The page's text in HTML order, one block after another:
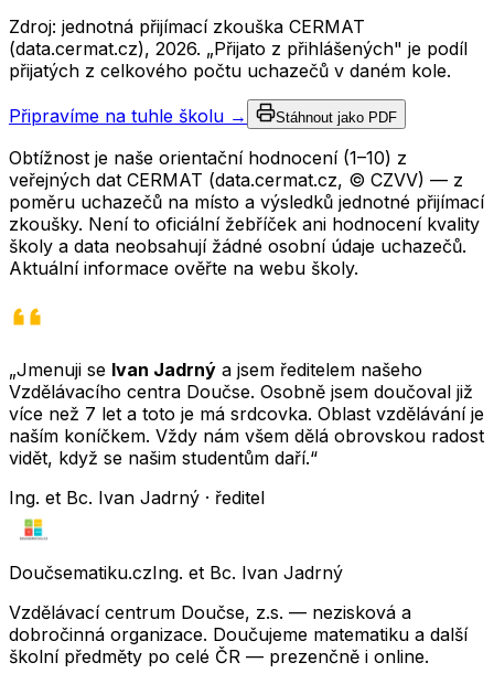
Zdroj: jednotná přijímací zkouška CERMAT
(data.cermat.cz), 2026. „Přijato z přihlášených" je podíl
přijatých z celkového počtu uchazečů v daném kole.
Připravíme na tuhle školu → Stáhnout jako PDF
Obtížnost je naše orientační hodnocení (1–10) z
veřejných dat CERMAT (data.cermat.cz, © CZVV) — z
poměru uchazečů na místo a výsledků jednotné přijímací
zkoušky. Není to oficiální žebříček ani hodnocení kvality
školy a data neobsahují žádné osobní údaje uchazečů.
Aktuální informace ověřte na webu školy.
„Jmenuji se Ivan Jadrný a jsem ředitelem našeho
Vzdělávacího centra Doučse. Osobně jsem doučoval již
více než 7 let a toto je má srdcovka. Oblast vzdělávání je
naším koníčkem. Vždy nám všem dělá obrovskou radost
vidět, když se našim studentům daří.“
Ing. et Bc. Ivan Jadrný · ředitel
Doučsematiku.czIng. et Bc. Ivan Jadrný
Vzdělávací centrum Doučse, z.s. — nezisková a
dobročinná organizace. Doučujeme matematiku a další
školní předměty po celé ČR — prezenčně i online.